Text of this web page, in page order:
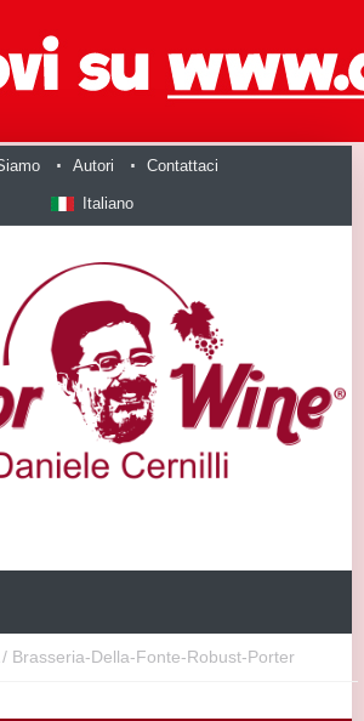
Autori Contattaci
Italiano
/ Brasseria-Della-Fonte-Robust-Porter